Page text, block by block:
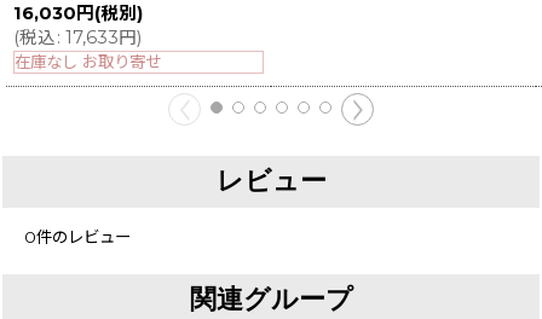
16,030 円 (税別)
(税込: 17,633円)
在庫なし お取り寄せ
レビュー
0件のレビュー
関連グループ